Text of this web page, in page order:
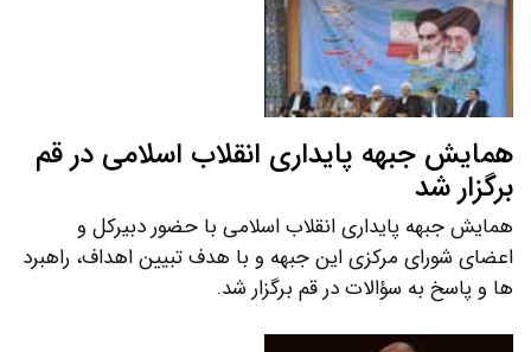
همایش جبهه پایداری انقلاب اسلامی در قم
برگزار شد
همایش جبهه پایداری انقلاب اسلامی با حضور دبیرکل و
اعضای شورای مرکزی این جبهه و با هدف تبیین اهداف، راهبرد
ها و پاسخ به سؤالات در قم برگزار شد.